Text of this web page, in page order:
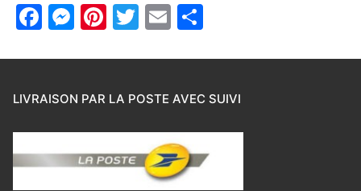
Facebook
Messenger
Pinterest
Twitter
Email
LIVRAISON PAR LA POSTE AVEC SUIVI